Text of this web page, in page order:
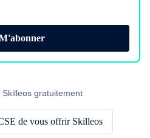
gratuitement
de vous offrir Skilleos